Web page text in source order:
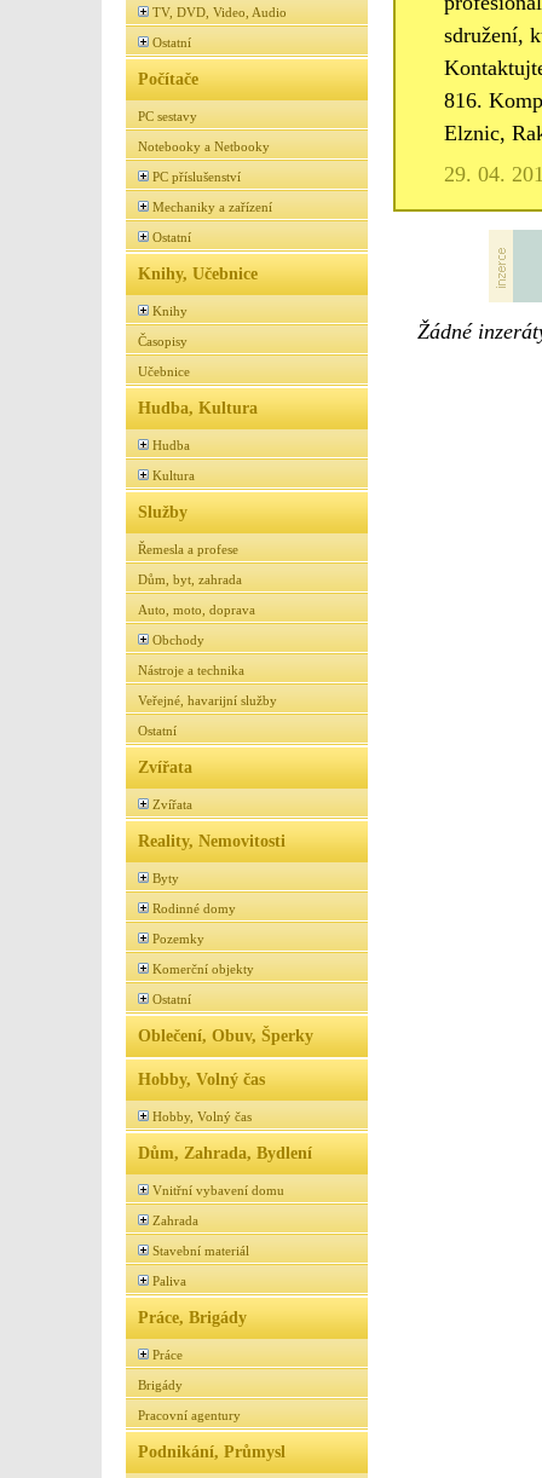
TV, DVD, Video, Audio
Ostatní
Počítače
PC sestavy
Notebooky a Netbooky
PC příslušenství
Mechaniky a zařízení
Ostatní
Knihy, Učebnice
Knihy
Časopisy
Učebnice
Hudba, Kultura
Hudba
Kultura
Služby
Řemesla a profese
Dům, byt, zahrada
Auto, moto, doprava
Obchody
Nástroje a technika
Veřejné, havarijní služby
Ostatní
Zvířata
Zvířata
Reality, Nemovitosti
Byty
Rodinné domy
Pozemky
Komerční objekty
Ostatní
Oblečení, Obuv, Šperky
Hobby, Volný čas
Hobby, Volný čas
Dům, Zahrada, Bydlení
Vnitřní vybavení domu
Zahrada
Stavební materiál
Paliva
Práce, Brigády
Práce
Brigády
Pracovní agentury
Podnikání, Průmysl
sdružení,
816.
Elznic,
29. 04.
Žádné